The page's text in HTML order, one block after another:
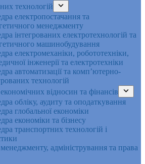
технологій
електропостачання та
менеджменту
інтегрованих електротехнологій та
машинобудування
електромеханіки, робототехніки,
інженерії та електротехніки
автоматизації та комп’ютерно-
технологій
відносин та фінансів
обліку, аудиту та оподаткування
глобальної економіки
економіки та бізнесу
транспортних технологій і
адміністрування та права